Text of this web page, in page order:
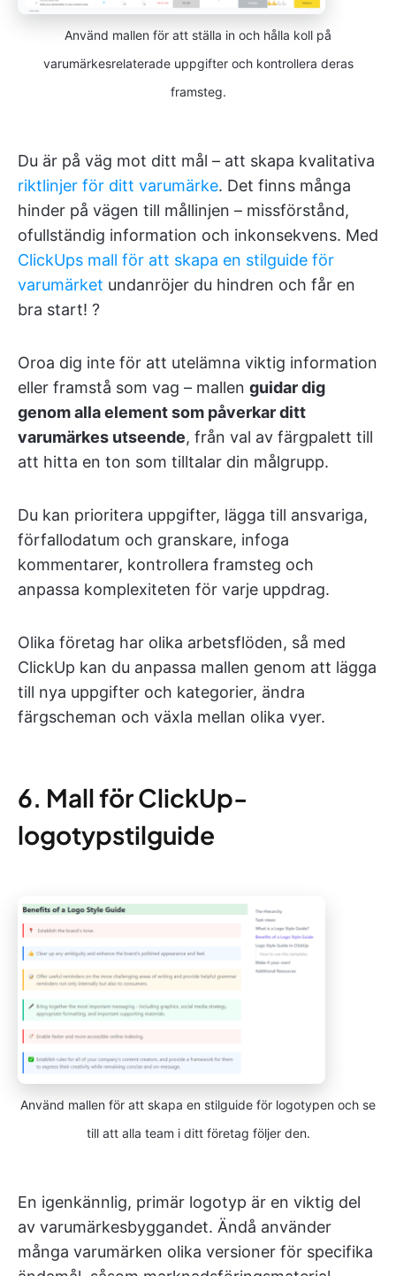
Använd mallen för att ställa in och hålla koll på
varumärkesrelaterade uppgifter och kontrollera deras
framsteg.
Du är på väg mot ditt mål – att skapa kvalitativa
riktlinjer för ditt varumärke. Det finns många
hinder på vägen till mållinjen – missförstånd,
ofullständig information och inkonsekvens. Med
ClickUps mall för att skapa en stilguide för
varumärket undanröjer du hindren och får en
bra start! ?
Oroa dig inte för att utelämna viktig information
eller framstå som vag – mallen guidar dig
genom alla element som påverkar ditt
varumärkes utseende, från val av färgpalett till
att hitta en ton som tilltalar din målgrupp.
Du kan prioritera uppgifter, lägga till ansvariga,
förfallodatum och granskare, infoga
kommentarer, kontrollera framsteg och
anpassa komplexiteten för varje uppdrag.
Olika företag har olika arbetsflöden, så med
ClickUp kan du anpassa mallen genom att lägga
till nya uppgifter och kategorier, ändra
färgscheman och växla mellan olika vyer.
6. Mall för ClickUp-
logotypstilguide
Använd mallen för att skapa en stilguide för logotypen och se
till att alla team i ditt företag följer den.
En igenkännlig, primär logotyp är en viktig del
av varumärkesbyggandet. Ändå använder
många varumärken olika versioner för specifika